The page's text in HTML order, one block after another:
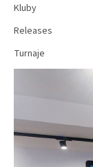
Kluby
Releases
Turnaje